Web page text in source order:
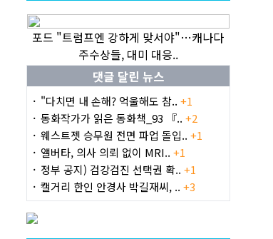
포드 "트럼프엔 강하게 맞서야"…캐나다
주수상들, 대미 대응..
댓글 달린 뉴스
"다치면 내 손해? 억울해도 참.. +1
동화작가가 읽은 동화책_93 『.. +2
웨스트젯 승무원 전면 파업 돌입.. +1
앨버타, 의사 의뢰 없이 MRI.. +1
정부 공지) 검강검진 선택권 확.. +1
캘거리 한인 안경사 박길재씨, .. +3